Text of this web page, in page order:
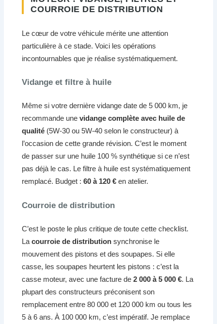
COURROIE DE DISTRIBUTION
Le cœur de votre véhicule mérite une attention
particulière à ce stade. Voici les opérations
incontournables que je réalise systématiquement.
Vidange et filtre à huile
Même si votre dernière vidange date de 5 000 km, je
recommande unevidange complète avec huile de
qualité (5W-30 ou 5W-40 selon le constructeur) à
l’occasion de cette grande révision. C’est le moment
de passer sur une huile 100 % synthétique si ce n’est
pas déjà le cas. Le filtre à huile est systématiquement
remplacé. Budget :60 à 120 € en atelier.
Courroie de distribution
C’est le poste le plus critique de toute cette checklist.
Lacourroie de distribution synchronise le
mouvement des pistons et des soupapes. Si elle
casse, les soupapes heurtent les pistons : c’est la
casse moteur, avec une facture de2 000 à 5 000 €. La
plupart des constructeurs préconisent son
remplacement entre 80 000 et 120 000 km ou tous les
5 à 6 ans. À 100 000 km, c’est impératif. Je remplace